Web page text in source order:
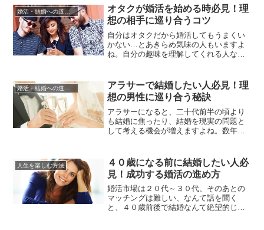
くベストな相手を探すことができます。
でも、その割に「なかなか理想の相手が
見つけられない」「自分に合う人が分か
らない」という声も耳にします。他...
婚活・結婚への道のり
オタクが婚活を始める時必見！理
想の相手に巡り合うコツ
自分はオタクだから婚活してもうまくい
かない…とあきらめ気味の人もいますよ
ね。自分の趣味を理解してくれる人なん
じを投げているのではないでしょうか。
でも、同じ趣味の人ならきっと話も盛り
上がるし、オタクを隠して婚活する必要
もないですよね。実は、近頃はオタ...
婚活・結婚への道のり
アラサーで結婚したい人必見！理
想の男性に巡り合う秘訣
アラサーになると、二十代前半の頃より
も結婚に焦ったり、結婚を現実の問題と
して考える機会が増えますよね。数年前
歳を前に、「もう若くない自分」に気付
くこともあるかもしれません。また、結
婚する気の全くなかった方もアラサーに
なり、結婚した友達や同僚の話を聞...
人生を楽しむ方法
４０歳になる前に結婚したい人必
見！成功する婚活の進め方
婚活市場は２０代～３０代、そのあとの
マッチングは難しい、なんて話を聞く
と、４０歳前後で結婚なんて絶望的じゃ